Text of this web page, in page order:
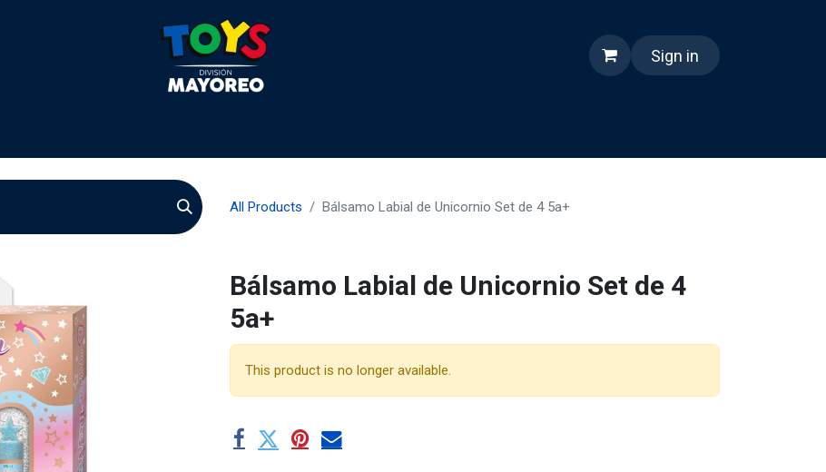
Sign in
All Products Bálsamo Labial de Unicornio Set de 4 5a+
Bálsamo Labial de Unicornio Set de 4
5a+
This product is no longer available.